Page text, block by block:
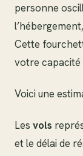
personne
Cette
votre capacité
Voici une
Les vols
et le délai de